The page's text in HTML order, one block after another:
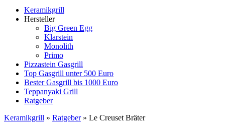
Keramikgrill
Hersteller
Big Green Egg
Klarstein
Monolith
Primo
Pizzastein Gasgrill
Top Gasgrill unter 500 Euro
Bester Gasgrill bis 1000 Euro
Teppanyaki Grill
Ratgeber
Keramikgrill » Ratgeber» Le Creuset Bräter